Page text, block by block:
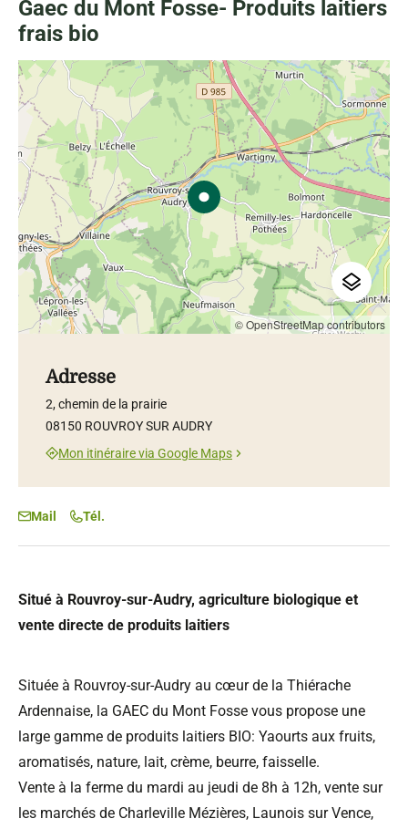
Gaec du Mont Fosse- Produits laitiers
frais bio
Situé à Rouvroy-sur-Audry, agriculture biologique et
vente directe de produits laitiers
Située à Rouvroy-sur-Audry au cœur de la Thiérache
Ardennaise, la GAEC du Mont Fosse vous propose une
large gamme de produits laitiers BIO: Yaourts aux fruits,
aromatisés, nature, lait, crème, beurre, faisselle.
Vente à la ferme du mardi au jeudi de 8h à 12h, vente sur
les marchés de Charleville Mézières, Launois sur Vence,
© OpenStreetMap contributors
Adresse
2, chemin de la prairie
08150 ROUVROY SUR AUDRY
Mon itinéraire via Google Maps
Mail Tél.